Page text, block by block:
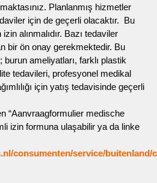
Planlanmış hizmetler
için de geçerli olacaktır. Bu
alınmalıdır. Bazı tedaviler
bir ön onay gerekmektedir. Bu
ameliyatları, farklı plastik
tedavileri, profesyonel medikal
için yatış tedavisinde geçerli
“Aanvraagformulier medische
izin formuna ulaşabilir ya da linke
consumenten/service/buitenland/